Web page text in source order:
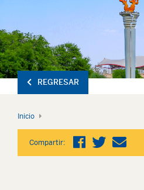
REGRESAR
Inicio
Compartir: